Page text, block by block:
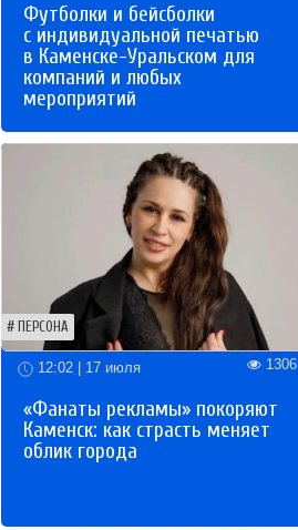
Футболки и бейсболки
с индивидуальной печатью
в Каменске-Уральском для
компаний и любых
мероприятий
ПЕРСОНА
12:02 | 17 июля 1306
«Фанаты рекламы» покоряют
Каменск: как страсть меняет
облик города